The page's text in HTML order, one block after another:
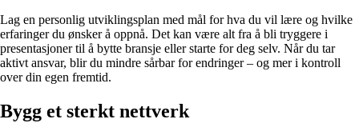
Lag en personlig utviklingsplan med mål for hva du vil lære og hvilke
erfaringer du ønsker å oppnå. Det kan være alt fra å bli tryggere i
presentasjoner til å bytte bransje eller starte for deg selv. Når du tar
aktivt ansvar, blir du mindre sårbar for endringer – og mer i kontroll
over din egen fremtid.
Bygg et sterkt nettverk